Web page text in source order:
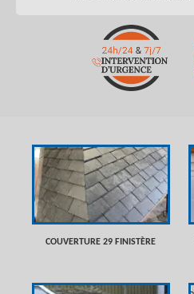
COUVERTURE 29 FINISTÈRE